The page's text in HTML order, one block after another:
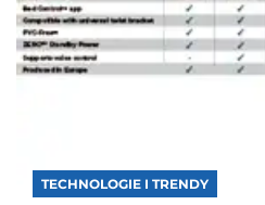
TECHNOLOGIE I TRENDY